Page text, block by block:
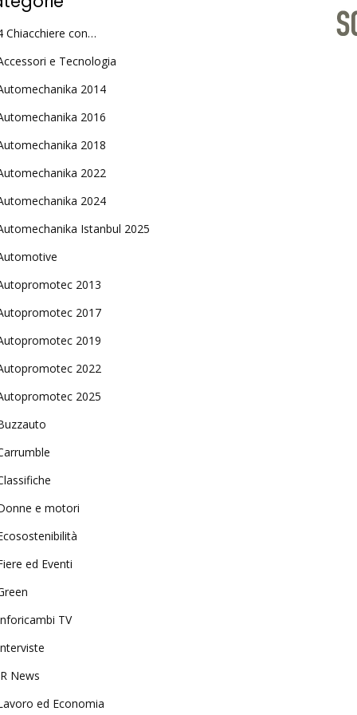
Chiacchiere con…
e Tecnologia
2014
2016
2018
2022
2024
Istanbul 2025
2013
2017
2019
2022
2025
e motori
ed Eventi
TV
News
ed Economia